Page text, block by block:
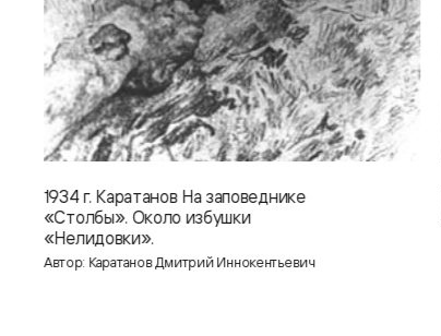
1934 г. Каратанов На заповеднике
«Столбы». Около избушки
«Нелидовки».
Автор: Каратанов Дмитрий Иннокентьевич